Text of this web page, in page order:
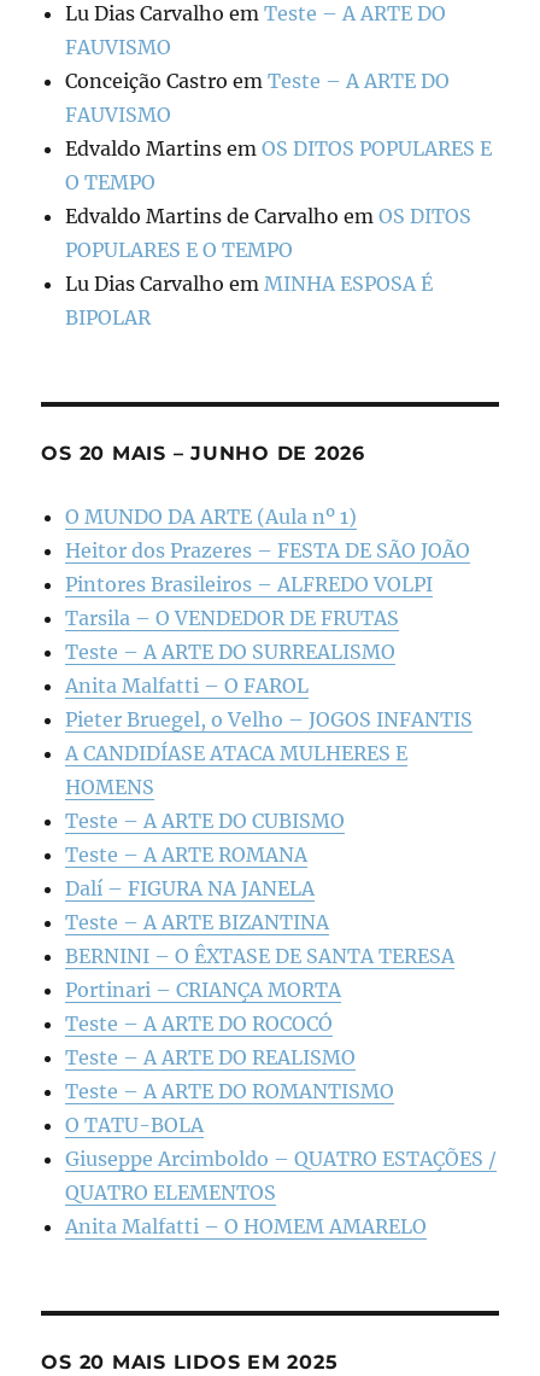
Lu Dias Carvalho emTeste – A ARTE DO
FAUVISMO
Conceição Castro emTeste – A ARTE DO
FAUVISMO
Edvaldo Martins emOS DITOS POPULARES E
O TEMPO
Edvaldo Martins de Carvalho emOS DITOS
POPULARES E O TEMPO
Lu Dias Carvalho emMINHA ESPOSA É
BIPOLAR
OS 20 MAIS – JUNHO DE 2026
O MUNDO DA ARTE (Aula nº 1)
Heitor dos Prazeres – FESTA DE SÃO JOÃO
Pintores Brasileiros – ALFREDO VOLPI
Tarsila – O VENDEDOR DE FRUTAS
Teste – A ARTE DO SURREALISMO
Anita Malfatti – O FAROL
Pieter Bruegel, o Velho – JOGOS INFANTIS
A CANDIDÍASE ATACA MULHERES E
HOMENS
Teste – A ARTE DO CUBISMO
Teste – A ARTE ROMANA
Dalí – FIGURA NA JANELA
Teste – A ARTE BIZANTINA
BERNINI – O ÊXTASE DE SANTA TERESA
Portinari – CRIANÇA MORTA
Teste – A ARTE DO ROCOCÓ
Teste – A ARTE DO REALISMO
Teste – A ARTE DO ROMANTISMO
O TATU-BOLA
Giuseppe Arcimboldo – QUATRO ESTAÇÕES /
QUATRO ELEMENTOS
Anita Malfatti – O HOMEM AMARELO
OS 20 MAIS LIDOS EM 2025